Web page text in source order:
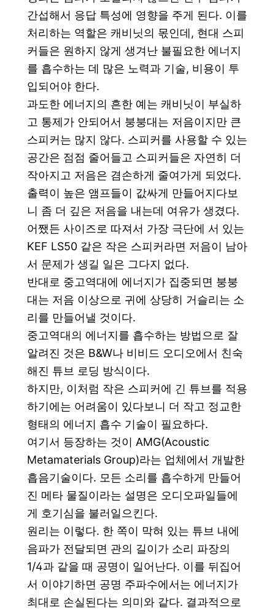
간섭해서 응답 특성에 영향을 주게 된다. 이를
처리하는 역할은 캐비닛의 몫인데, 현대 스피
커들은 원하지 않게 생겨난 불필요한 에너지
를 흡수하는 데 많은 노력과 기술, 비용이 투
입되어야 한다.
과도한 에너지의 흔한 예는 캐비닛이 부실하
고 통제가 안되어서 붕붕대는 저음이지만 큰
스피커는 많지 않다. 스피커를 사용할 수 있는
공간은 점점 줄어들고 스피커들은 자연히 더
작아지고 저음은 겸손하게 줄여가게 되었다.
출력이 높은 앰프들이 값싸게 만들어지다보
니 좀 더 깊은 저음을 내는데 여유가 생겼다.
어쨌든 사이즈로 따져서 가장 극단에 서 있는
KEF LS50 같은 작은 스피커라면 저음이 남아
서 문제가 생길 일은 그다지 없다.
반대로 중고역대에 에너지가 집중되면 붕붕
대는 저음 이상으로 귀에 상당히 거슬리는 소
리를 만들어낼 것이다.
중고역대의 에너지를 흡수하는 방법으로 잘
알려진 것은 B&W나 비비드 오디오에서 친숙
해진 튜브 로딩 방식이다.
하지만, 이처럼 작은 스피커에 긴 튜브를 적용
하기에는 어려움이 있다보니 더 작고 정교한
형태의 에너지 흡수 기술이 필요하다.
여기서 등장하는 것이 AMG(Acoustic
Metamaterials Group)라는 업체에서 개발한
흡음기술이다. 모든 소리를 흡수하게 만들어
진 메타 물질이라는 설명은 오디오파일들에
게 호기심을 불러일으킨다.
원리는 이렇다. 한 쪽이 막혀 있는 튜브 내에
음파가 전달되면 관의 길이가 소리 파장의
1/4과 같을 때 공명이 일어난다. 이를 뒤집어
서 이야기하면 공명 주파수에서는 에너지가
최대로 손실된다는 의미와 같다. 결과적으로